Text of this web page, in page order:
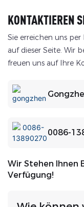
KONTAKTIEREN
Sie erreichen uns
auf dieser Seite. Wir
freuen uns auf Ihre
0086-
Wir Stehen Ihnen
Verfügung!